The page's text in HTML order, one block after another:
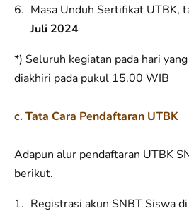
Masa Unduh Sertifikat UTBK,
Juli 2024
*) Seluruh kegiatan pada hari
diakhiri pada pukul 15.00 WIB
c. Tata Cara Pendaftaran UTBK
Adapun alur pendaftaran UTBK
berikut.
Registrasi akun SNBT Siswa di